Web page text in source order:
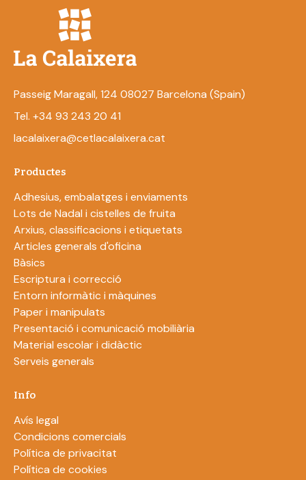
Passeig Maragall, 124 08027 Barcelona (Spain)
Tel. +34 93 243 20 41
lacalaixera@cetlacalaixera.cat
Productes
Adhesius, embalatges i enviaments
Lots de Nadal i cistelles de fruita
Arxius, classificacions i etiquetats
Articles generals d'oficina
Bàsics
Escriptura i correcció
Entorn informàtic i màquines
Paper i manipulats
Presentació i comunicació mobiliària
Material escolar i didàctic
Serveis generals
Info
Avís legal
Condicions comercials
Política de privacitat
Política de cookies